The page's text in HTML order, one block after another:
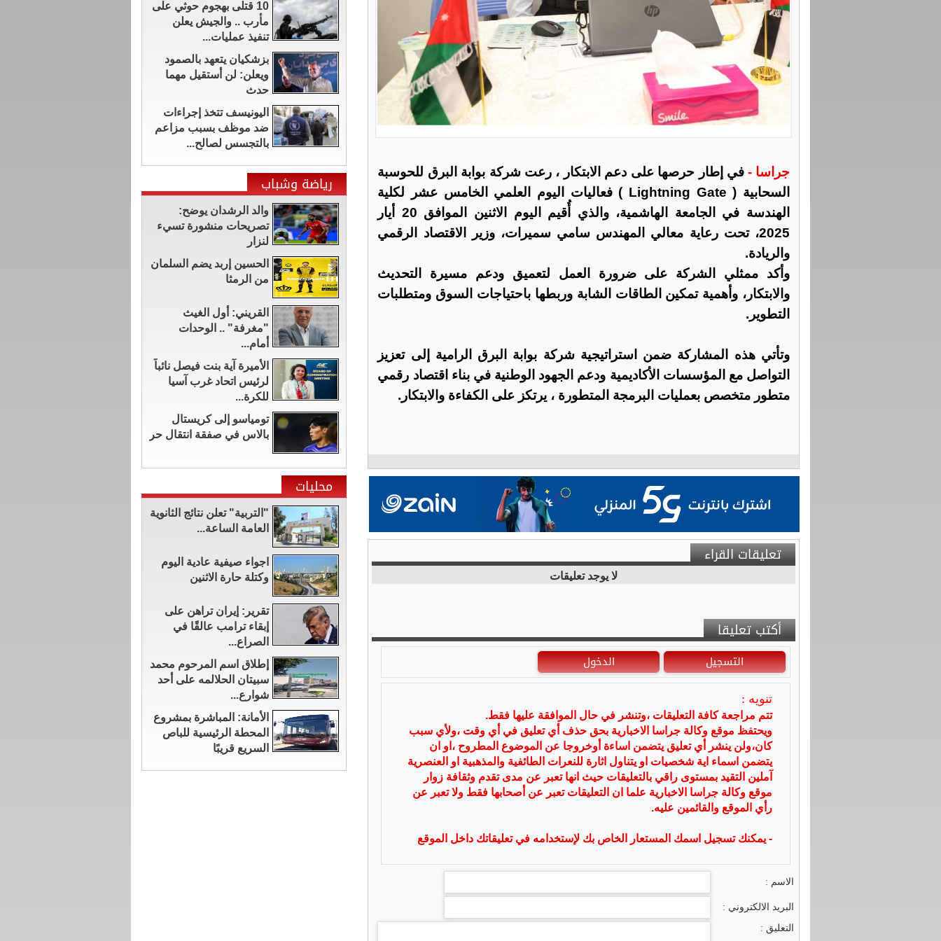
جراسا - في إطار حرصها على دعم الابتكار ، رعت شركة بوابة البرق للحوسبة
السحابية ( Lightning Gate ) فعاليات اليوم العلمي الخامس عشر لكلية
الهندسة في الجامعة الهاشمية، والذي أُقيم اليوم الاثنين الموافق 20 أيار
2025، تحت رعاية معالي المهندس سامي سميرات، وزير الاقتصاد الرقمي
والريادة.
وأكد ممثلي الشركة على ضرورة العمل لتعميق ودعم مسيرة التحديث
والابتكار، وأهمية تمكين الطاقات الشابة وربطها باحتياجات السوق ومتطلبات
التطوير.
وتأتي هذه المشاركة ضمن استراتيجية شركة بوابة البرق الرامية إلى تعزيز
التواصل مع المؤسسات الأكاديمية ودعم الجهود الوطنية في بناء اقتصاد رقمي
متطور متخصص بعمليات البرمجة المتطورة ، يرتكز على الكفاءة والابتكار.
تعليقات القراء
لا يوجد تعليقات
أكتب تعليقا
التسجيل الدخول
تنويه :
تتم مراجعة كافة التعليقات ،وتنشر في حال الموافقة عليها فقط.
ويحتفظ موقع وكالة جراسا الاخبارية بحق حذف أي تعليق في أي وقت ،ولأي سبب
كان،ولن ينشر أي تعليق يتضمن اساءة أوخروجا عن الموضوع المطروح ،او ان
يتضمن اسماء اية شخصيات او يتناول اثارة للنعرات الطائفية والمذهبية او العنصرية
آملين التقيد بمستوى راقي بالتعليقات حيث انها تعبر عن مدى تقدم وثقافة زوار
موقع وكالة جراسا الاخبارية علما ان التعليقات تعبر عن أصحابها فقط ولا تعبر عن
رأي الموقع والقائمين عليه.
- يمكنك تسجيل اسمك المستعار الخاص بك لإستخدامه في تعليقاتك داخل الموقع
الاسم :
البريد الالكتروني :
التعليق :
10 قتلى بهجوم حوثي على
مأرب .. والجيش يعلن
تنفيذ عمليات...
بزشكيان يتعهد بالصمود
ويعلن: لن أستقيل مهما
حدث
اليونيسف تتخذ إجراءات
ضد موظف بسبب مزاعم
بالتجسس لصالح...
رياضة وشباب
والد الرشدان يوضح:
تصريحات منشورة تسيء
لنزار
الحسين إربد يضم السلمان
من الرمثا
القريني: أول الغيث
"مغرفة" .. الوحدات
أمام...
الأميرة آية بنت فيصل نائباً
لرئيس اتحاد غرب آسيا
للكرة...
تومياسو إلى كريستال
بالاس في صفقة انتقال حر
محليات
"التربية" تعلن نتائج الثانوية
العامة الساعة...
اجواء صيفية عادية اليوم
وكتلة حارة الاثنين
تقرير: إيران تراهن على
إبقاء ترامب عالقًا في
الصراع...
إطلاق اسم المرحوم محمد
سبيتان الحلالمه على أحد
شوارع...
الأمانة: المباشرة بمشروع
المحطة الرئيسية للباص
السريع قريبًا